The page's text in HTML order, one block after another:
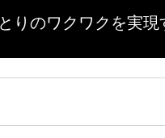
りのワクワクを実現